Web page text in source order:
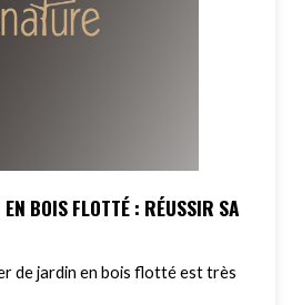
BOIS FLOTTÉ : RÉUSSIR SA
de jardin en bois flotté est très